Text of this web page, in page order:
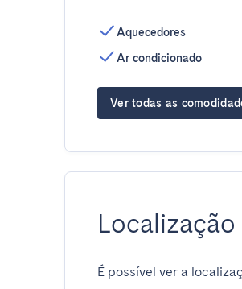
Aquecedores
Ar condicionado
Ver todas as
Localização
É possível ver a